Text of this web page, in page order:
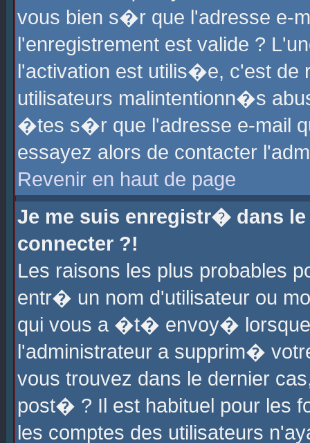
vous bien s�r que l'adresse e-
l'enregistrement est valide ?
l'activation est utilis�e, c'est
utilisateurs malintentionn�s
�tes s�r que l'adresse e-mail
essayez alors de contacter
Revenir en haut de page
Je me suis enregistr� dans
connecter ?!
Les raisons les plus probables
entr� un nom d'utilisateur ou
qui vous a �t� envoy�
l'administrateur a supprim�
vous trouvez dans le dernier
post� ? Il est habituel pour les
les comptes des utilisateurs